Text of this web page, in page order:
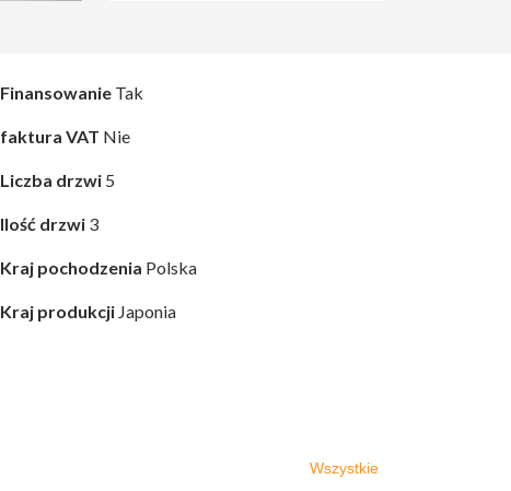
Finansowanie Tak
faktura VAT Nie
Liczba drzwi 5
Ilość drzwi 3
Kraj pochodzenia Polska
Kraj produkcji Japonia
Wszystkie